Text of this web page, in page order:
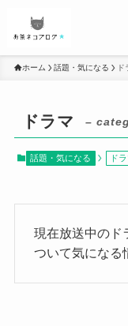
ホーム 話題・気になる ド
ドラマ –
話題・気になる ド
現在放送中のド
ついて気になる